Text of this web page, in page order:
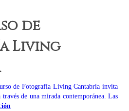
de
Living
de Fotografía Living Cantabria invita
de una mirada contemporánea. Las